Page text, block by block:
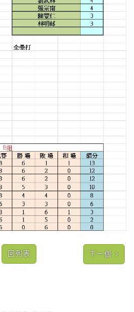
回列表 下一個